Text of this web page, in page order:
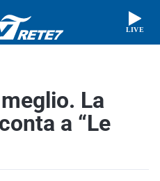
LIVE
La
a “Le